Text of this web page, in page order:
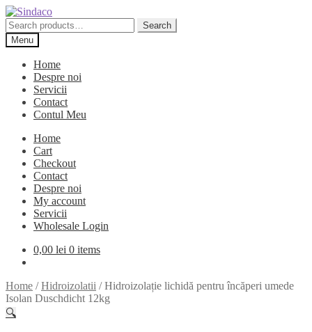
Skip
to
navigation
Skip
to
content
Search
for:
Search
Menu
Home
Despre noi
Servicii
Contact
Contul Meu
Home
Cart
Checkout
Contact
Despre noi
My account
Servicii
Wholesale Login
0,00 lei 0 items
Home /Hidroizolatii /Hidroizolație lichidă pentru încăperi umede
Isolan Duschdicht 12kg
🔍